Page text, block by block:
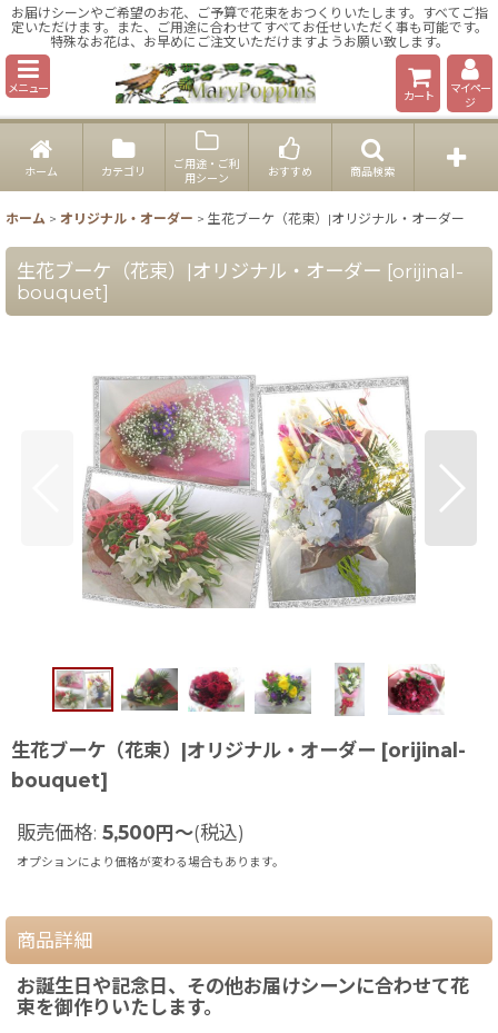
お届けシーンやご希望のお花、ご予算で花束をおつくりいたします。すべてご指
定いただけます。また、ご用途に合わせてすべてお任せいただく事も可能です。
特殊なお花は、お早めにご注文いただけますようお願い致します。
メニュー カート
マイペー
ジ
ホーム カテゴリ
ご用途・ご利
用シーン
おすすめ 商品検索
ホーム > オリジナル・オーダー > 生花ブーケ（花束）|オリジナル・オーダー
生花ブーケ（花束）|オリジナル・オーダー [orijinal-
bouquet]
生花ブーケ（花束）|オリジナル・オーダー [orijinal-
bouquet]
販売価格: 5,500円～(税込)
オプションにより価格が変わる場合もあります。
商品詳細
お誕生日や記念日、その他お届けシーンに合わせて花
束を御作りいたします。